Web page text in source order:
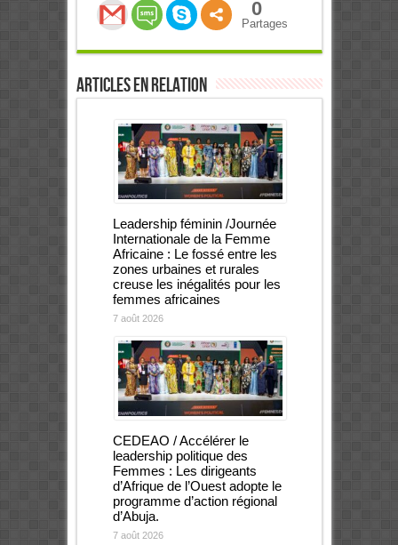
0
Partages
Articles en relation
Leadership féminin /Journée
Internationale de la Femme
Africaine : Le fossé entre les
zones urbaines et rurales
creuse les inégalités pour les
femmes africaines
7 août 2026
CEDEAO / Accélérer le
leadership politique des
Femmes : Les dirigeants
d’Afrique de l’Ouest adopte le
programme d’action régional
d’Abuja.
7 août 2026